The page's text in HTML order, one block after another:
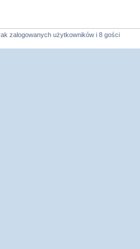
zalogowanych użytkowników i 8 gości